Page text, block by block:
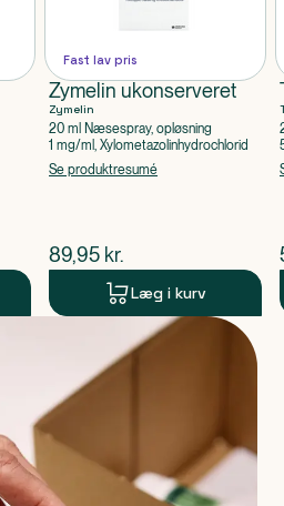
Fast lav pris
Zymelin ukonserveret
Zymelin
20 ml Næsespray, opløsning
1 mg/ml, Xylometazolinhydrochlorid
Se produktresumé
$nuværende pris
89,95 kr.
Læg i kurv